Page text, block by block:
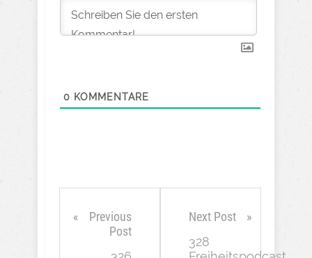
0 KOMMENTARE
Previous
Post
Next Post
328